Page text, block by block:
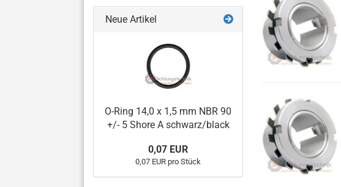
Neue Artikel
O-Ring 14,0 x 1,5 mm NBR 90
+/- 5 Shore A schwarz/black
0,07 EUR
0,07 EUR pro Stück